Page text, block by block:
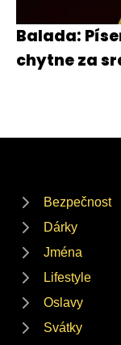
Balada:
chytne za
Bezpečnost
Dárky
Jména
Lifestyle
Oslavy
Svátky